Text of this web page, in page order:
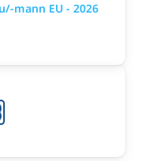
mann EU - 2026